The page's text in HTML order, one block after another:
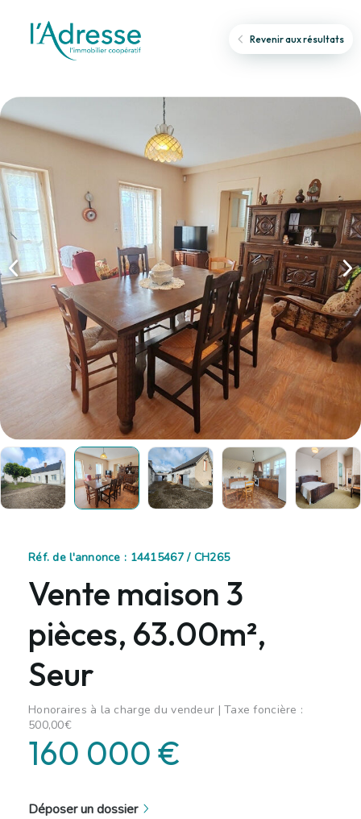
Revenir aux résultats
Réf. de l'annonce : 14415467 / CH265
Vente maison 3
pièces, 63.00m²,
Seur
Honoraires à la charge du vendeur | Taxe foncière :
500,00€
160 000 €
Déposer un dossier